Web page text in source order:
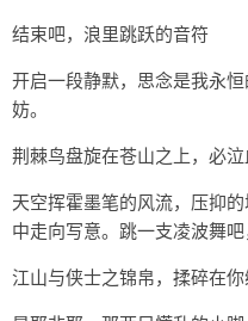
结束吧，浪里跳跃的音符
开启一段静默，思念是我永
妨。
荆棘鸟盘旋在苍山之上，必
天空挥霍墨笔的风流，压抑
中走向写意。跳一支凌波舞
江山与侠士之锦帛，揉碎在你